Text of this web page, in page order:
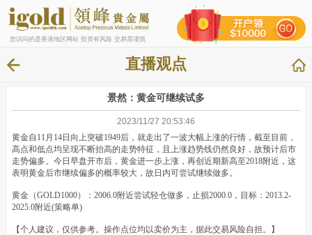
您访问的是香港地区网站 投资有风险 交易需谨慎
直播观点
景然：黄金可继续试多
2023/11/27 20:53:46
黄金自11月14日向上突破1949后，就走出了一波大幅上涨的行情，截至目前，
高点和低点均呈现不断抬高的走势特征，且上涨趋势线仍然良好，故预计后市
走势偏多。今日早盘开市后，黄金进一步上涨，再创近期新高至2018附近，这
表明黄金后市继续偏多的概率较大，故日内可尝试继续做多。
黄金（GOLD1000）：2006.0附近尝试轻仓做多，止损2000.0，目标：2013.2-
2025.0附近(策略单)
【个人建议，仅供参考。操作点位均以卖价为主，据此交易风险自担。】